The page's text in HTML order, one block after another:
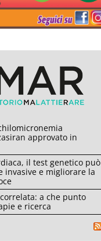
approvato in
il test genetico può
invasive e migliorare la
a che punto
e ricerca